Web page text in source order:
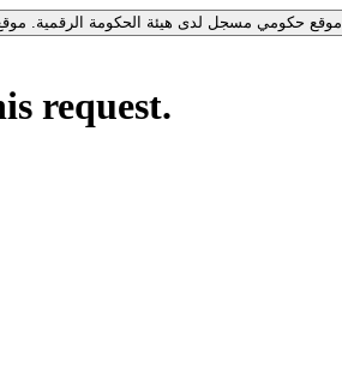
موقع حكومي مسجل لدى هيئة الحكومة الرقمية.
request.